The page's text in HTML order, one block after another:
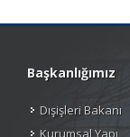
Başkanlığımız
Dışişleri Bakanı
Kurumsal Yapı